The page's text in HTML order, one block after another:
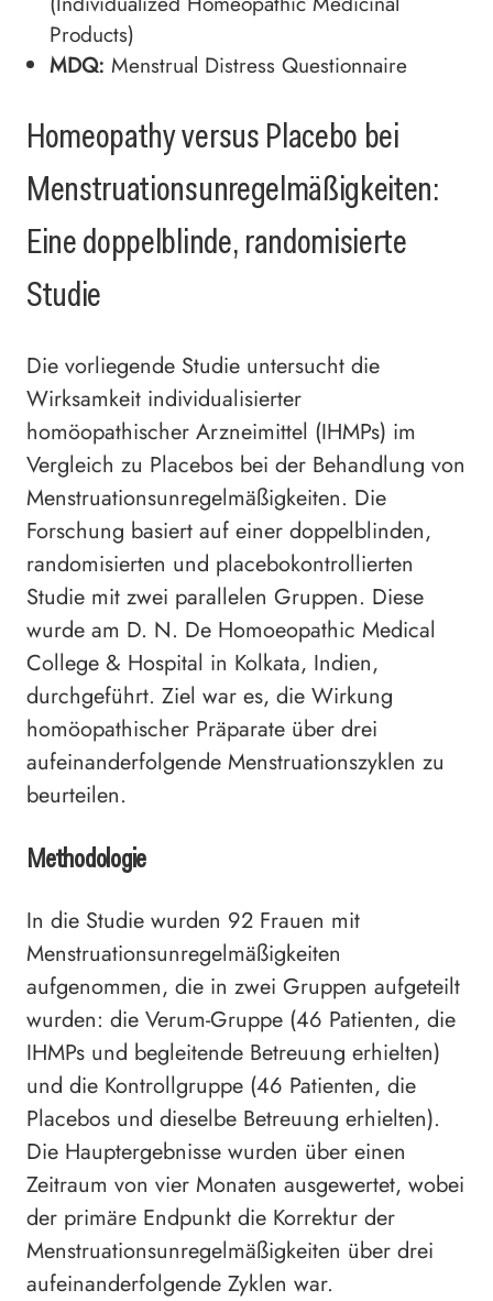
Products)
MDQ: Menstrual Distress Questionnaire
Homeopathy versus Placebo bei
Menstruationsunregelmäßigkeiten:
Eine doppelblinde, randomisierte
Studie
Die vorliegende Studie untersucht die
Wirksamkeit individualisierter
homöopathischer Arzneimittel (IHMPs) im
Vergleich zu Placebos bei der Behandlung von
Menstruationsunregelmäßigkeiten. Die
Forschung basiert auf einer doppelblinden,
randomisierten und placebokontrollierten
Studie mit zwei parallelen Gruppen. Diese
wurde am D. N. De Homoeopathic Medical
College & Hospital in Kolkata, Indien,
durchgeführt. Ziel war es, die Wirkung
homöopathischer Präparate über drei
aufeinanderfolgende Menstruationszyklen zu
beurteilen.
Methodologie
In die Studie wurden 92 Frauen mit
Menstruationsunregelmäßigkeiten
aufgenommen, die in zwei Gruppen aufgeteilt
wurden: die Verum-Gruppe (46 Patienten, die
IHMPs und begleitende Betreuung erhielten)
und die Kontrollgruppe (46 Patienten, die
Placebos und dieselbe Betreuung erhielten).
Die Hauptergebnisse wurden über einen
Zeitraum von vier Monaten ausgewertet, wobei
der primäre Endpunkt die Korrektur der
Menstruationsunregelmäßigkeiten über drei
aufeinanderfolgende Zyklen war.